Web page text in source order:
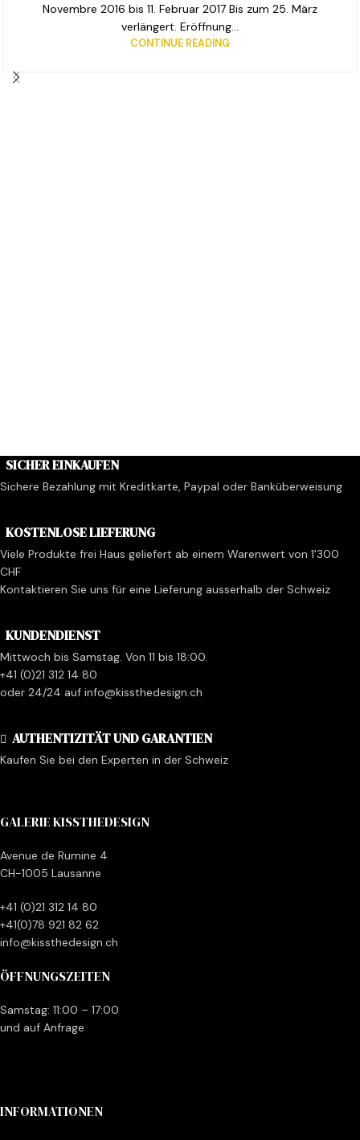
Novembre 2016 bis 11. Februar 2017 Bis zum 25. März
verlängert. Eröffnung...
CONTINUE READING
SICHER EINKAUFEN
Sichere Bezahlung mit Kreditkarte, Paypal oder Banküberweisung
KOSTENLOSE LIEFERUNG
Viele Produkte frei Haus geliefert ab einem Warenwert von 1'300
CHF
Kontaktieren Sie uns für eine Lieferung ausserhalb der Schweiz
KUNDENDIENST
Mittwoch bis Samstag. Von 11 bis 18:00.
+41 (0)21 312 14 80
oder 24/24 auf info@kissthedesign.ch
AUTHENTIZITÄT UND GARANTIEN
Kaufen Sie bei den Experten in der Schweiz
GALERIE KISSTHEDESIGN
Avenue de Rumine 4
CH-1005 Lausanne
+41 (0)21 312 14 80
+41(0)78 921 82 62
info@kissthedesign.ch
ÖFFNUNGSZEITEN
Samstag: 11:00 – 17:00
und auf Anfrage
INFORMATIONEN